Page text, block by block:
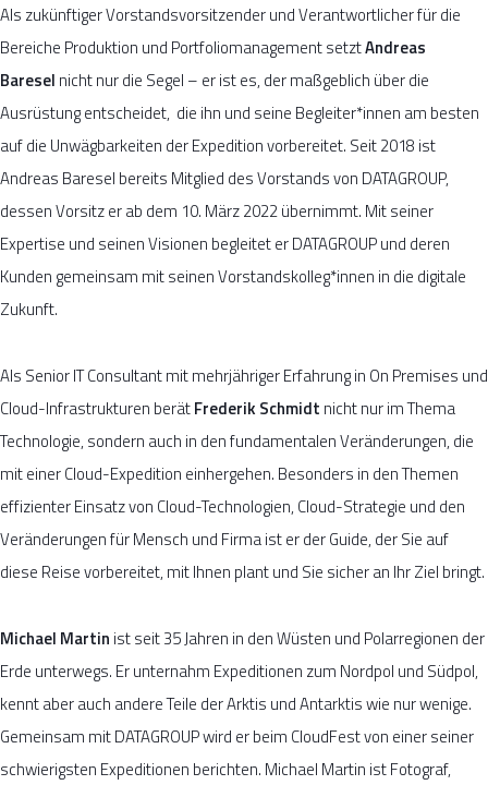
Als zukünftiger Vorstandsvorsitzender und Verantwortlicher für die
Bereiche Produktion und Portfoliomanagement setztAndreas
Baresel nicht nur die Segel – er ist es, der maßgeblich über die
Ausrüstung entscheidet, die ihn und seine Begleiter*innen am besten
auf die Unwägbarkeiten der Expedition vorbereitet. Seit 2018 ist
Andreas Baresel bereits Mitglied des Vorstands von DATAGROUP,
dessen Vorsitz er ab dem 10. März 2022 übernimmt. Mit seiner
Expertise und seinen Visionen begleitet er DATAGROUP und deren
Kunden gemeinsam mit seinen Vorstandskolleg*innen in die digitale
Zukunft.
Als Senior IT Consultant mit mehrjähriger Erfahrung in On Premises und
Cloud-Infrastrukturen berätFrederik Schmidt nicht nur im Thema
Technologie, sondern auch in den fundamentalen Veränderungen, die
mit einer Cloud-Expedition einhergehen. Besonders in den Themen
effizienter Einsatz von Cloud-Technologien, Cloud-Strategie und den
Veränderungen für Mensch und Firma ist er der Guide, der Sie auf
diese Reise vorbereitet, mit Ihnen plant und Sie sicher an Ihr Ziel bringt.
Michael Martin ist seit 35 Jahren in den Wüsten und Polarregionen der
Erde unterwegs. Er unternahm Expeditionen zum Nordpol und Südpol,
kennt aber auch andere Teile der Arktis und Antarktis wie nur wenige.
Gemeinsam mit DATAGROUP wird er beim CloudFest von einer seiner
schwierigsten Expeditionen berichten. Michael Martin ist Fotograf,